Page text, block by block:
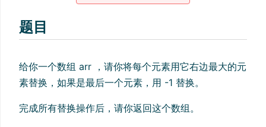
题目
给你一个数组 arr ，请你将每个元素用它右边最大的元
素替换，如果是最后一个元素，用 -1 替换。
完成所有替换操作后，请你返回这个数组。